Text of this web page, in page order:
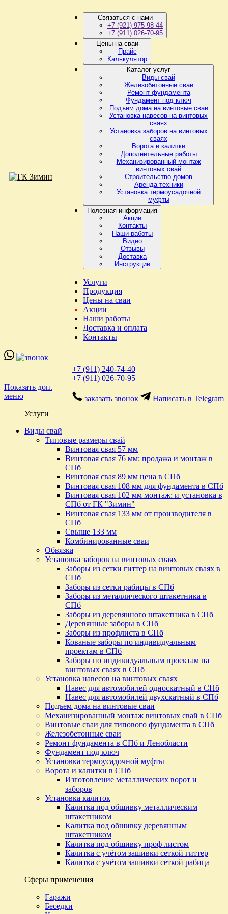
Связаться с нами
+7 (921) 975-98-44
+7 (911) 026-70-95
Цены на сваи
Прайс
Калькулятор
Каталог услуг
Виды свай
Железобетонные сваи
Ремонт фундамента
Фундамент под ключ
Подъем дома на винтовые сваи
Установка навесов на винтовых
сваях
Установка заборов на винтовых
сваях
Ворота и калитки
Дополнительные работы
Механизированный монтаж
винтовых свай
Строительство домов
Аренда техники
Установка термоусадочной
муфты
Полезная информация
Акции
Контакты
Наши работы
Видео
Отзывы
Доставка
Инструкции
Услуги
Продукция
Цены на сваи
Акции
Наши работы
Доставка и оплата
Контакты
+7 (911) 240-74-40
+7 (911) 026-70-95
заказать звонок Написать в Telegram
Показать доп.
меню
Услуги
Виды свай
Типовые размеры свай
Винтовая свая 57 мм
Винтовая свая 76 мм: продажа и монтаж в
СПб
Винтовая свая 89 мм цена в СПб
Винтовая свая 108 мм для фундамента в СПб
Винтовая свая 102 мм монтаж: и установка в
СПб от ГК "Зимин"
Винтовая свая 133 мм от производителя в
СПб
Свыше 133 мм
Комбинированные сваи
Обвязка
Установка заборов на винтовых сваях
Заборы из сетки гиттер на винтовых сваях в
СПб
Заборы из сетки рабицы в СПб
Заборы из металлического штакетника в
СПб
Заборы из деревянного штакетника в СПб
Деревянные заборы в СПб
Заборы из профлиста в СПб
Кованые заборы по индивидуальным
проектам в СПб
Заборы по индивидуальным проектам на
винтовых сваях в СПб
Установка навесов на винтовых сваях
Навес для автомобилей односкатный в СПб
Навес для автомобилей двухскатный в СПб
Подъем дома на винтовые сваи
Механизированный монтаж винтовых свай в СПб
Винтовые сваи для типового фундамента в СПб
Железобетонные сваи
Ремонт фундамента в СПб и Ленобласти
Фундамент под ключ
Установка термоусадочной муфты
Ворота и калитки в СПб
Изготовление металлических ворот и
заборов
Установка калиток
Калитка под обшивку металлическим
штакетником
Калитка под обшивку деревянным
штакетником
Калитка под обшивку проф листом
Калитка с учётом зашивки сеткой гиттер
Калитка с учётом зашивки сеткой рабица
Сферы применения
Гаражи
Беседки